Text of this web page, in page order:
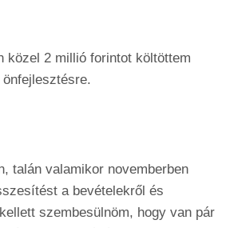
közel 2 millió forintot költöttem
önfejlesztésre.
talán valamikor novemberben
a bevételekről és
szembesülnöm, hogy van pár